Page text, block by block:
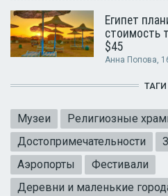
Египет
стоимость
$45
Анна Попова,
ТАГИ
Музеи
Религиозные
Достопримечательности
Аэропорты
Фестивали
Деревни и маленькие